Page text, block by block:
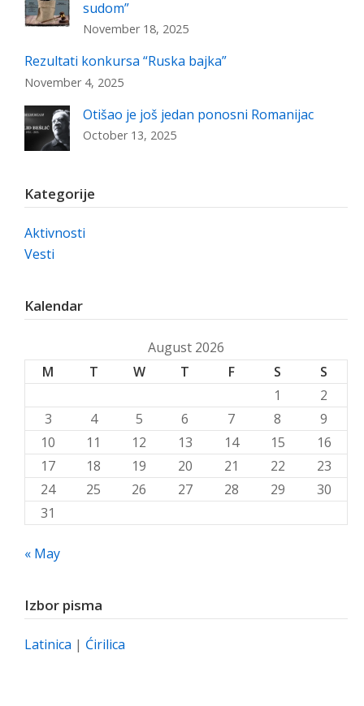
sudom”
November 18, 2025
Rezultati konkursa “Ruska bajka”
November 4, 2025
Otišao je još jedan ponosni Romanijac
October 13, 2025
Kategorije
Aktivnosti
Vesti
Kalendar
August 2026
M
T W T F S
S
1
2
3
4 5 6 7 8
9
10
11 12 13 14 15
16
17
18 19 20 21 22
23
24
25 26 27 28 29
30
31
« May
Izbor pisma
Latinica | Ćirilica